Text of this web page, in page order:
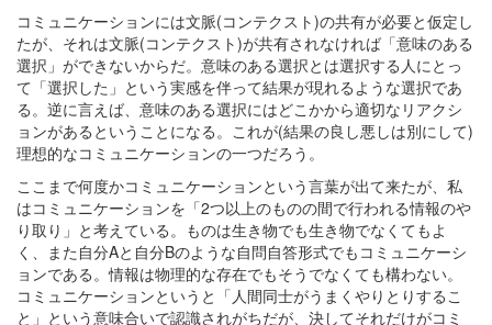
コミュニケーションには文脈(コンテクスト)の共有が必要と仮定し
たが、それは文脈(コンテクスト)が共有されなければ「意味のある
選択」ができないからだ。意味のある選択とは選択する人にとっ
て「選択した」という実感を伴って結果が現れるような選択であ
る。逆に言えば、意味のある選択にはどこかから適切なリアクシ
ョンがあるということになる。これが(結果の良し悪しは別にして)
理想的なコミュニケーションの一つだろう。
ここまで何度かコミュニケーションという言葉が出て来たが、私
はコミュニケーションを「2つ以上のものの間で行われる情報のや
り取り」と考えている。ものは生き物でも生き物でなくてもよ
く、また自分Aと自分Bのような自問自答形式でもコミュニケーシ
ョンである。情報は物理的な存在でもそうでなくても構わない。
コミュニケーションというと「人間同士がうまくやりとりするこ
と」という意味合いで認識されがちだが、決してそれだけがコミ